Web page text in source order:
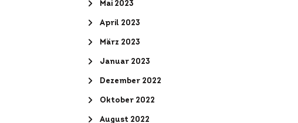
Mai 2023
April 2023
März 2023
Januar 2023
Dezember 2022
Oktober 2022
August 2022